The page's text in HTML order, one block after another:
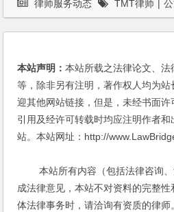
律师服务动态 TMT律师
本站声明：本站所载之法律论文、
等，除非另有注明，著作权人均为
迎其他网站链接，但是，未经书面许
引用及经许可转载时均应注明作者
站。本站网址：http://
本站所有内容（包括法律咨询、
成法律意见，本站不对资料的完整
体法律事务时，请洽询有资质的律